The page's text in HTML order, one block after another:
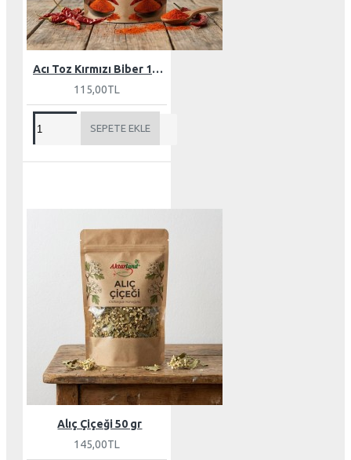
Acı Toz Kırmızı Biber 100 gr
115,00TL
SEPETE EKLE
Alıç Çiçeği 50 gr
145,00TL